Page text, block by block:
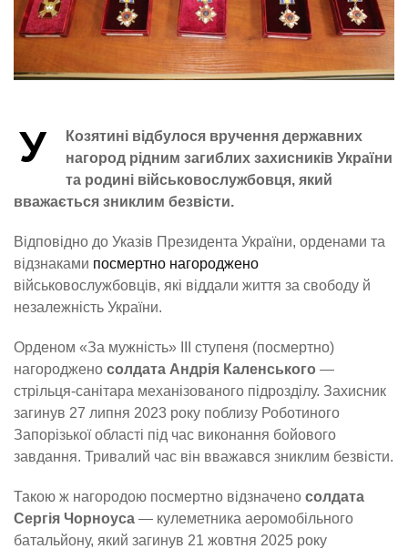
У
Козятині відбулося вручення державних
нагород рідним загиблих захисників України
та родині військовослужбовця, який
вважається зниклим безвісти.
Відповідно до Указів Президента України, орденами та
відзнаками посмертно нагороджено
військовослужбовців, які віддали життя за свободу й
незалежність України.
Орденом «За мужність» ІІІ ступеня (посмертно)
нагороджено солдата Андрія Каленського —
стрільця-санітара механізованого підрозділу. Захисник
загинув 27 липня 2023 року поблизу Роботиного
Запорізької області під час виконання бойового
завдання. Тривалий час він вважався зниклим безвісти.
Такою ж нагородою посмертно відзначено солдата
Сергія Чорноуса — кулеметника аеромобільного
батальйону, який загинув 21 жовтня 2025 року